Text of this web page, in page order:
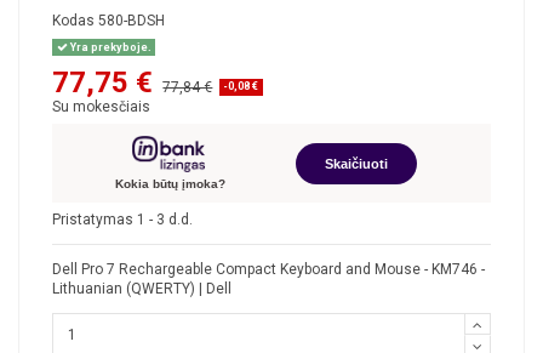
Kodas 580-BDSH
Yra prekyboje.
77,75 € 77,84 € -0,08 €
Su mokesčiais
Kokia būtų įmoka?
Skaičiuoti
Pristatymas 1 - 3 d.d.
Dell Pro 7 Rechargeable Compact Keyboard and Mouse - KM746 -
Lithuanian (QWERTY) | Dell